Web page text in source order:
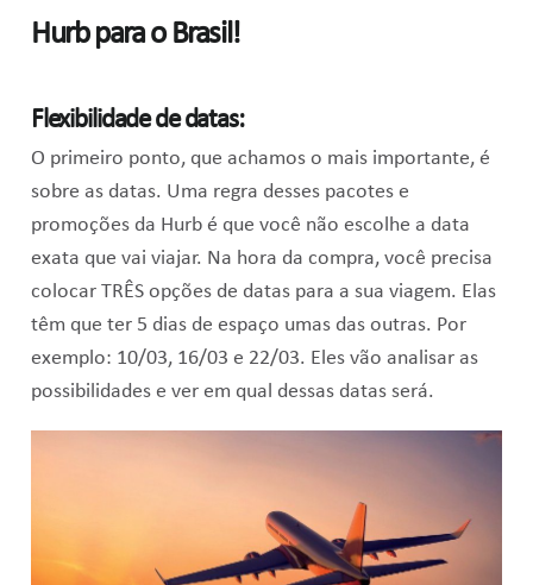
Hurb para o Brasil!
Flexibilidade de datas:
O primeiro ponto, que achamos o mais importante, é
sobre as datas. Uma regra desses pacotes e
promoções da Hurb é que você não escolhe a data
exata que vai viajar. Na hora da compra, você precisa
colocar TRÊS opções de datas para a sua viagem. Elas
têm que ter 5 dias de espaço umas das outras. Por
exemplo: 10/03, 16/03 e 22/03. Eles vão analisar as
possibilidades e ver em qual dessas datas será.